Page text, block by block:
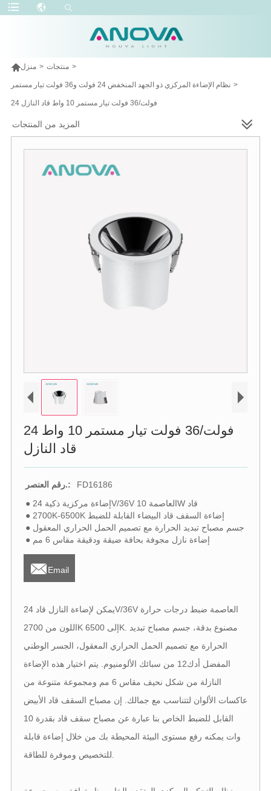
منزل > منتجات >
نظام الإضاءة المركزي ذو الجهد المنخفض 24 فولت و36 فولت تيار مستمر >
24 فولت/36 فولت تيار مستمر 10 واط قاد النازل
المزيد من المنتجات
24 فولت/36 فولت تيار مستمر 10 واط
قاد النازل
رقم العنصر.:
FD16186
● إضاءة مركزية ذكية 24V/36V العاصمة 10W قاد
● 2700K-6500K إضاءة السقف قاد البيضاء القابلة للضبط
● جسم مصباح تبديد الحرارة مع تصميم الحمل الحراري المعقول
● إضاءة نازل مجوفة بحافة ضيقة ودقيقة مقاس 6 مم
Email
يمكن لإضاءة النازل قاد 24V/36V العاصمة ضبط درجات حرارة
اللون من 2700K إلى 6500K. مصنوع بدقة، جسم مصباح تبديد
الحرارة مع تصميم الحمل الحراري المعقول، الجسر الوطني
المفضل أدك12 من سبائك الألومنيوم. يتم اختيار هذه الإضاءة
النازلة من شكل نحيف مقاس 6 مم ومجموعة متنوعة من
عاكسات الألوان لتتناسب مع جمالك. إن مصباح السقف قاد الأبيض
القابل للضبط الخاص بنا عبارة عن مصباح سقف قاد بقدرة 10
وات يمكنه رفع مستوى البيئة المحيطة بك من خلال إضاءة قابلة